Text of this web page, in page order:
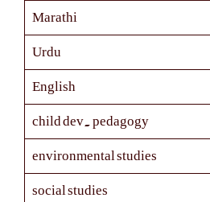
Marathi
Urdu
English
child dev. pedagogy
environmental studies
social studies